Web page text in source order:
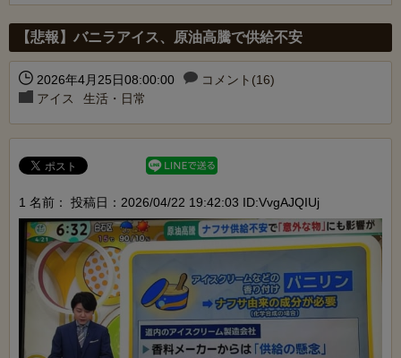
【悲報】バニラアイス、原油高騰で供給不安
2026年4月25日08:00:00
コメント(16)
アイス
生活・日常
1 名前： 投稿日：2026/04/22 19:42:03 ID:VvgAJQIUj